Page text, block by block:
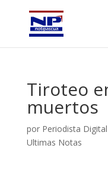
Tiroteo
muertos
por Periodista Digital
Ultimas Notas